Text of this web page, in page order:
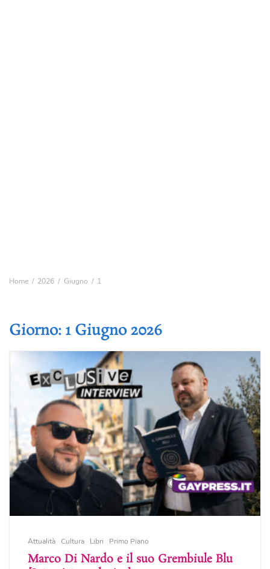
Home 2026 Giugno 1
Giorno: 1 Giugno 2026
Attualità Cultura Libri Primo Piano
Marco Di Nardo e il suo Grembiule Blu